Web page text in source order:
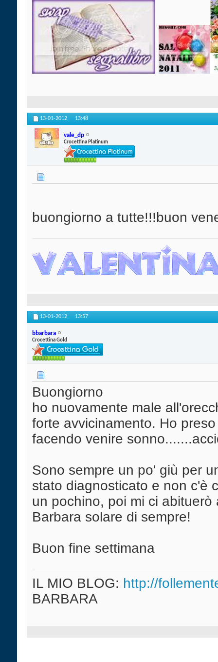
13-01-2012, 13:48
vale_dp
Crocettina Platinum
buongiorno a tutte!!!buon
13-01-2012, 13:57
bbarbara
Crocettina Gold
Buongiorno
ho nuovamente male
forte avvicinamento. Ho
facendo venire
Sono sempre un po' giù per
stato diagnosticato e non c'è
un pochino, poi mi ci
Barbara solare di sempre!
Buon fine settimana
IL MIO BLOG: http://
BARBARA